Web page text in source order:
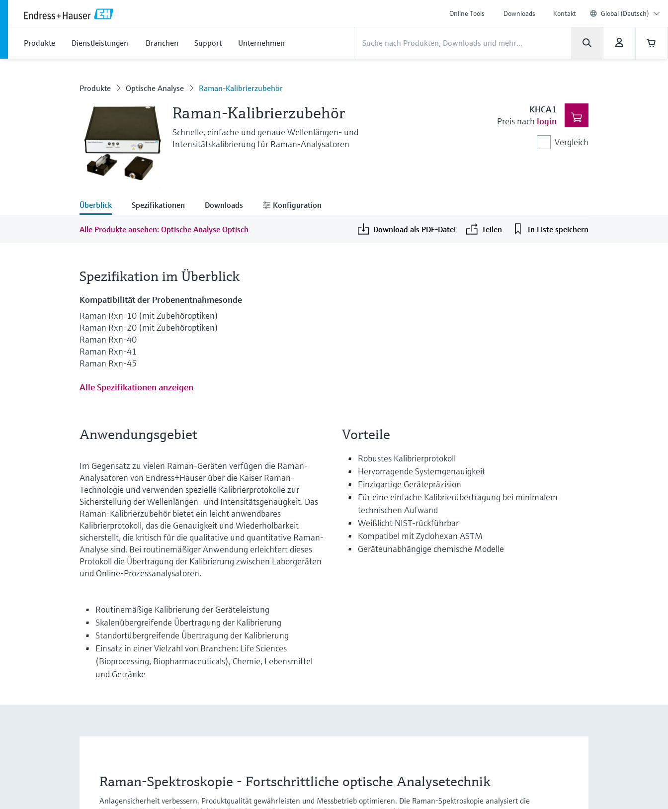
Online Tools Downloads Kontakt Global (Deutsch)
Produkte Dienstleistungen Branchen Support Unternehmen
Produkte Optische Analyse Raman-Kalibrierzubehör
Raman-Kalibrierzubehör
Schnelle, einfache und genaue Wellenlängen- und
Intensitätskalibrierung für Raman-Analysatoren
KHCA1
Preis nach login
Vergleich
Überblick Spezifikationen Downloads Konfiguration
Alle Produkte ansehen: Optische Analyse Optisch Download als PDF-Datei Teilen In Liste speichern
Spezifikation im Überblick
Kompatibilität der Probenentnahmesonde
Raman Rxn-10 (mit Zubehöroptiken)
Raman Rxn-20 (mit Zubehöroptiken)
Raman Rxn-40
Raman Rxn-41
Raman Rxn-45
Alle Spezifikationen anzeigen
Anwendungsgebiet
Im Gegensatz zu vielen Raman-Geräten verfügen die Raman-
Analysatoren von Endress+Hauser über die Kaiser Raman-
Technologie und verwenden spezielle Kalibrierprotokolle zur
Sicherstellung der Wellenlängen- und Intensitätsgenaugkeit. Das
Raman-Kalibrierzubehör bietet ein leicht anwendbares
Kalibrierprotokoll, das die Genauigkeit und Wiederholbarkeit
sicherstellt, die kritisch für die qualitative und quantitative Raman-
Analyse sind. Bei routinemäßiger Anwendung erleichtert dieses
Protokoll die Übertragung der Kalibrierung zwischen Laborgeräten
und Online-Prozessanalysatoren.
Routinemäßige Kalibrierung der Geräteleistung
Skalenübergreifende Übertragung der Kalibrierung
Standortübergreifende Übertragung der Kalibrierung
Einsatz in einer Vielzahl von Branchen: Life Sciences
(Bioprocessing, Biopharmaceuticals), Chemie, Lebensmittel
und Getränke
Vorteile
Robustes Kalibrierprotokoll
Hervorragende Systemgenauigkeit
Einzigartige Gerätepräzision
Für eine einfache Kalibrierübertragung bei minimalem
technischen Aufwand
Weißlicht NIST-rückführbar
Kompatibel mit Zyclohexan ASTM
Geräteunabhängige chemische Modelle
Raman-Spektroskopie - Fortschrittliche optische Analysetechnik
Anlagensicherheit verbessern, Produktqualität gewährleisten und Messbetrieb optimieren. Die Raman-Spektroskopie analysiert die